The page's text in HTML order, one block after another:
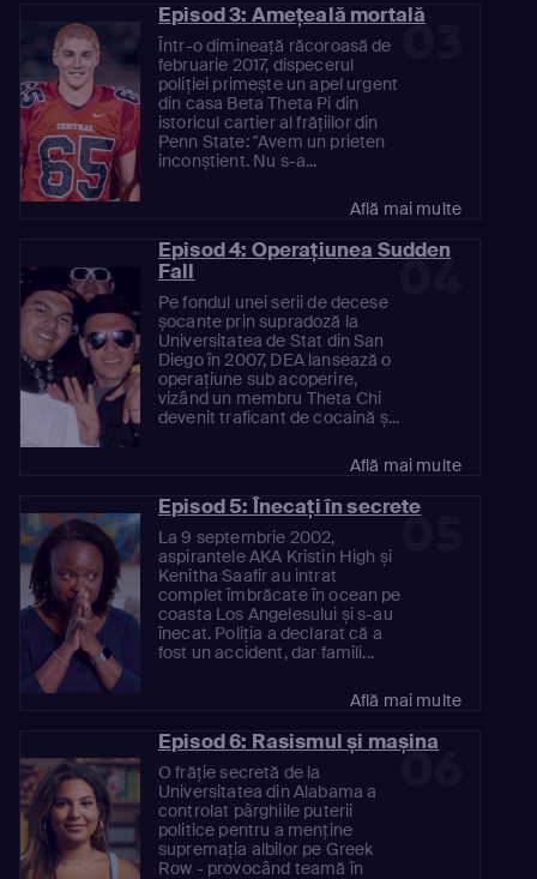
03
Episod 3: Amețeală mortală
Într-o dimineață răcoroasă de
februarie 2017, dispecerul
poliției primește un apel urgent
din casa Beta Theta Pi din
istoricul cartier al frățiilor din
Penn State: "Avem un prieten
inconștient. Nu s-a...
Află mai multe
04
Episod 4: Operațiunea Sudden
Fall
Pe fondul unei serii de decese
șocante prin supradoză la
Universitatea de Stat din San
Diego în 2007, DEA lansează o
operațiune sub acoperire,
vizând un membru Theta Chi
devenit traficant de cocaină ș...
Află mai multe
05
Episod 5: Înecați în secrete
La 9 septembrie 2002,
aspirantele AKA Kristin High și
Kenitha Saafir au intrat
complet îmbrăcate în ocean pe
coasta Los Angelesului și s-au
înecat. Poliția a declarat că a
fost un accident, dar famili...
Află mai multe
06
Episod 6: Rasismul și mașina
O frăție secretă de la
Universitatea din Alabama a
controlat pârghiile puterii
politice pentru a menține
supremația albilor pe Greek
Row - provocând teamă în